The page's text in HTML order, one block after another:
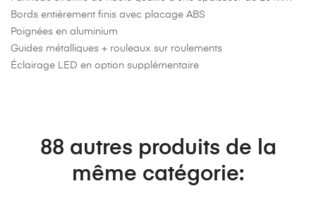
Bords entièrement finis avec placage ABS
Poignées en aluminium
Guides métalliques + rouleaux sur roulements
Éclairage LED en option supplémentaire
88 autres produits de la
même catégorie: